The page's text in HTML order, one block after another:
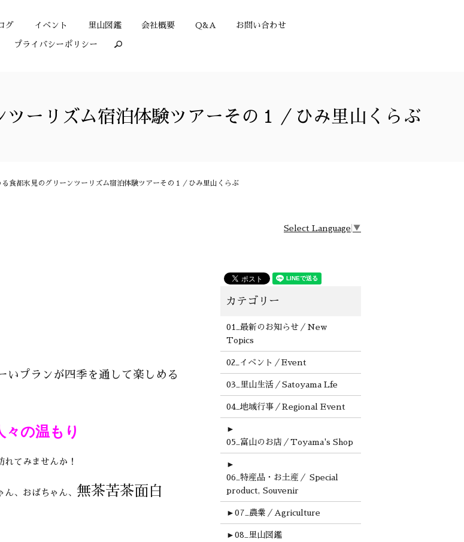
グ イベント 里山図鑑 会社概要 Q&A お問い合わせ
プライバシーポリシー search
ーリズム宿泊体験ツアーその１／ひみ里山くらぶ
食都氷見のグリーンツーリズム宿泊体験ツアーその１／ひみ里山くらぶ
Select Language ▼
いプランが四季を通して楽しめる
の温もり
てみませんか！
、おばちゃん、 無茶苦茶面白
01_最新のお知らせ／New
Topics
02_イベント／Event
03_里山生活／Satoyama Lfe
04_地域行事／Regional Event
►
05_富山のお店／Toyama's Shop
►
06_特産品・お土産／ Special
product, Souvenir
► 07_農業／Agriculture
► 08_里山図鑑